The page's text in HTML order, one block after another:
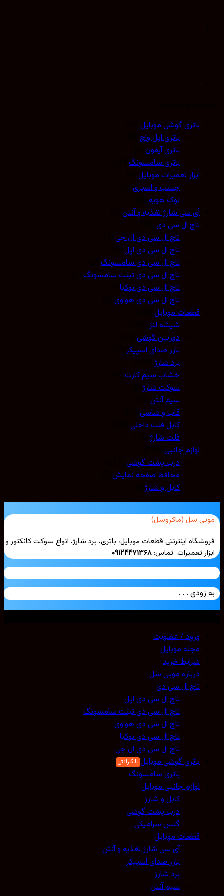
باتری گوشی موبایل(10)
باتری اپل واچ(0)
باتری آیفون(0)
باتری سامسونگ(10)
ابزار تعمیرات موبایل(9)
چسب و اسپری(3)
نوک هویه(5)
آی سی شارژ تغذیه و آنتن(0)
تاچ ال سی دی(12)
تاچ ال سی دی ال جی(1)
تاچ ال سی دی اپل(1)
تاچ ال سی دی سامسونگ(3)
تاچ ال سی دی تبلت سامسونگ(2)
تاچ ال سی دی نوکیا (1)
تاچ ال سی دی هواوی(4)
قطعات موبایل(573)
شیشه لنز(259)
دوربین گوشی(11)
بازر صدای اسپیکر(7)
برد شارژ(150)
خشاب سیم کارت(16)
سوکت شارژ(8)
سیم آنتن(3)
قاب و شاسی(81)
کابل فلت داخلی(22)
فلت شارژ(16)
لوازم جانبی(228)
درب پشت گوشی(221)
محافظ صفحه نمایش(2)
کابل و شارژ(5)
سل (ماکروسل)
اینترنتی قطعات موبایل، باتری، برد شارژ، انواع سوکت کانکتور و
تعمیرات تماس:۰۹۱۲۴۴۷۱۳۶۸
زودی . . .
ورود / عضویت
مجله موبایل
شرایط خرید
درباره موبی سل
تاچ ال سی دی
تاچ ال سی دی اپل
تاچ ال سی دی تبلت سامسونگ
تاچ ال سی دی هواوی
تاچ ال سی دی نوکیا
تاچ ال سی دی ال جی
باتری گوشی موبایل
باتری سامسونگ
لوازم جانبی موبایل
کابل و شارژ
درب پشت گوشی
گلس سرامیکی
قطعات موبایل
آی سی شارژ تغذیه و آنتن
بازر صدای اسپیکر
برد شارژ
سیم آنتن